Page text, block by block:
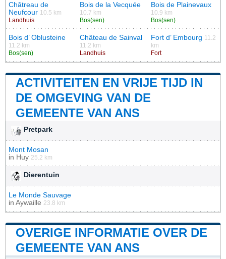
Châtreau de
Neufcour 10.5 km
Landhuis
Bois de la Vecquée
10.7 km
Bos(sen)
Bois de Plainevaux
10.9 km
Bos(sen)
Bois d’ Oblusteine
11.2 km
Bos(sen)
Château de Sainval
11.2 km
Landhuis
Fort d’ Embourg 11.2
km
Fort
ACTIVITEITEN EN VRIJE TIJD IN
DE OMGEVING VAN DE
GEMEENTE VAN ANS
Pretpark
Mont Mosan
in Huy 25.2 km
Dierentuin
Le Monde Sauvage
in Aywaille 23.8 km
OVERIGE INFORMATIE OVER DE
GEMEENTE VAN ANS